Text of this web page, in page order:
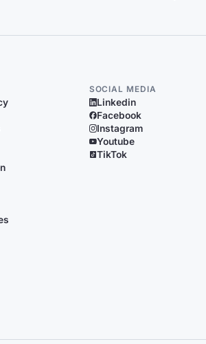
SOCIAL MEDIA
Linkedin
Facebook
Instagram
Youtube
TikTok